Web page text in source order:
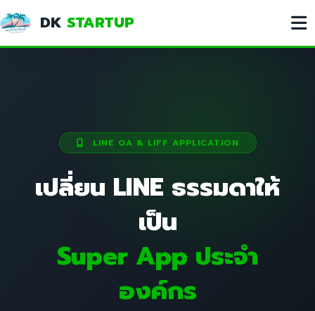
DK STARTUP
LINE OA & LIFF APPLICATION
เปลี่ยน LINE ธรรมดาให้
เป็น
Super App ประจำ
องค์กร